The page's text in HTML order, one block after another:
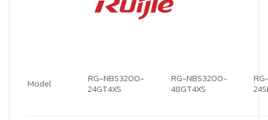
Model
RG-NBS3200-
24GT4XS
RG-NBS3200-
48GT4XS